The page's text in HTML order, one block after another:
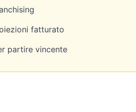
fatturato
partire vincente